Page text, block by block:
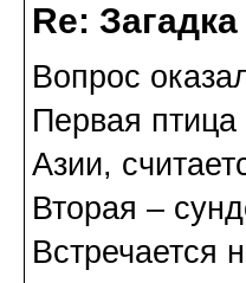
Re: Загадка
Вопрос
Первая
Азии,
Вторая –
Встречается